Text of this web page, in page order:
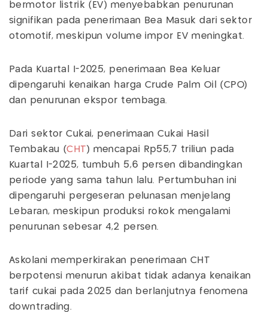
bermotor listrik (EV) menyebabkan penurunan
signifikan pada penerimaan Bea Masuk dari sektor
otomotif, meskipun volume impor EV meningkat.
Pada Kuartal I-2025, penerimaan Bea Keluar
dipengaruhi kenaikan harga Crude Palm Oil (CPO)
dan penurunan ekspor tembaga.
Dari sektor Cukai, penerimaan Cukai Hasil
Tembakau (CHT ) mencapai Rp55,7 triliun pada
Kuartal I-2025, tumbuh 5,6 persen dibandingkan
periode yang sama tahun lalu. Pertumbuhan ini
dipengaruhi pergeseran pelunasan menjelang
Lebaran, meskipun produksi rokok mengalami
penurunan sebesar 4,2 persen.
Askolani memperkirakan penerimaan CHT
berpotensi menurun akibat tidak adanya kenaikan
tarif cukai pada 2025 dan berlanjutnya fenomena
downtrading.